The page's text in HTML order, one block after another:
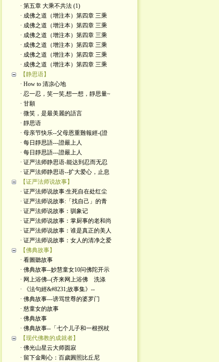
· 第五章 大乘不共法 (1)
· 成佛之道（增注本）第四章 三乘
· 成佛之道（增注本）第四章 三乘
· 成佛之道（增注本）第四章 三乘
· 成佛之道（增注本）第四章 三乘
· 成佛之道（增注本）第四章 三乘
· 成佛之道（增注本）第四章 三乘
【静思语】
· How to 清凉心地
· 忍一忍，笑一笑,想一想，靜思量~
· 甘願
· 微笑，是最美麗的語言
· 靜思语
· 母亲节快乐--父母恩重難報經-(證
· 每日靜思語---證嚴上人
· 每日靜思語---證嚴上人
· 证严法师静思语-能达到忍而无忍
· 证严法师静思语--扩大爱心，止息
【证严法师说故事】
· 证严法师说故事:生死自在处红尘
· 证严法师说故事:「找自己」的青
· 证严法师说故事：驯象记
· 证严法师说故事：掌厨事的老和尚
· 证严法师说故事：谁是真正的美人
· 证严法师说故事：女人的清净之爱
【佛典故事】
· 看圖聽故事
· 佛典故事--妙慧童女10问佛陀开示
· 网上浴佛--(齐来网上浴佛 洗涤
· 《法句經&#8231;故事集》--
· 佛典故事---谤骂世尊的婆罗门
· 慈童女的故事
· 佛典故事
· 佛典故事--「七个儿子和一根拐杖
【现代佛教的成就者】
· 佛光山星云大师圆寂
· 留下金剛心：百歲圓照比丘尼